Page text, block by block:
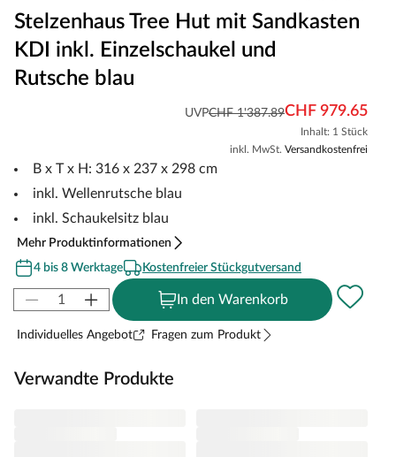
Stelzenhaus Tree Hut mit Sandkasten
KDI inkl. Einzelschaukel und
Rutsche blau
UVPCHF 1'387.89CHF 979.65
Inhalt: 1 Stück
inkl. MwSt. Versandkostenfrei
B x T x H: 316 x 237 x 298 cm
inkl. Wellenrutsche blau
inkl. Schaukelsitz blau
Mehr Produktinformationen
4 bis 8 Werktage
Kostenfreier Stückgutversand
In den Warenkorb
Individuelles Angebot Fragen zum Produkt
Verwandte Produkte